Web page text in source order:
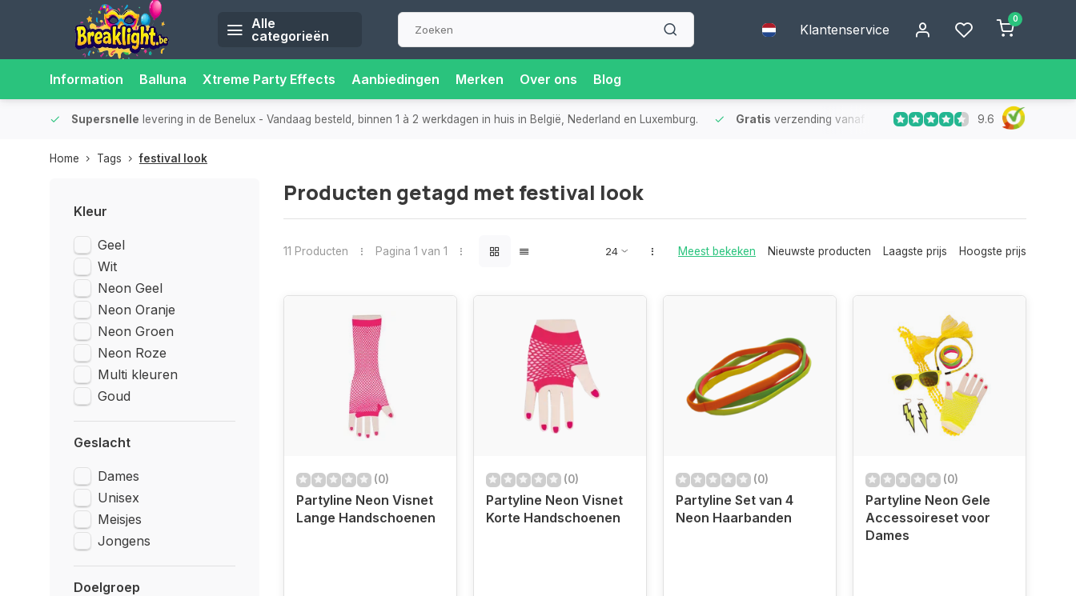
Alle
categorieën
Klantenservice
0
Information Balluna Xtreme Party Effects Aanbiedingen Merken Over ons Blog
afhaalpunten- Altijd een afhaalpunt bij jou in de buurt voor extra gemak en flexibiliteit. Supersnellelevering in de Benelux - Vandaag besteld, binnen 1 à 2 werkdagen in huis in België,
9.6
Home Tags festival look
Kleur
Geel
Wit
Neon Geel
Neon Oranje
Neon Groen
Neon Roze
Multi kleuren
Goud
Geslacht
Dames
Unisex
Meisjes
Jongens
Doelgroep
Producten getagd met festival look
11 Producten Pagina 1 van 1 Meest bekeken Nieuwste producten Laagste prijs Hoogste prijs
(0)
Partyline Neon Visnet
Lange Handschoenen
(0)
Partyline Neon Visnet
Korte Handschoenen
(0)
Partyline Set van 4
Neon Haarbanden
(0)
Partyline Neon Gele
Accessoireset voor
Dames